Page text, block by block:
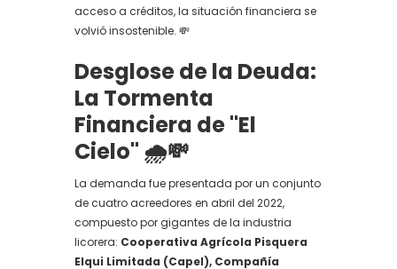
acceso a créditos, la situación financiera se
volvió insostenible. 💸
Desglose de la Deuda:
La Tormenta
Financiera de "El
Cielo" 🌧️💸
La demanda fue presentada por un conjunto
de cuatro acreedores en abril del 2022,
compuesto por gigantes de la industria
licorera: Cooperativa Agrícola Pisquera
Elqui Limitada (Capel), Compañía